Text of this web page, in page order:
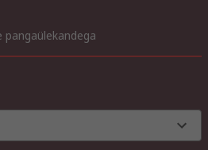
pangaülekandega